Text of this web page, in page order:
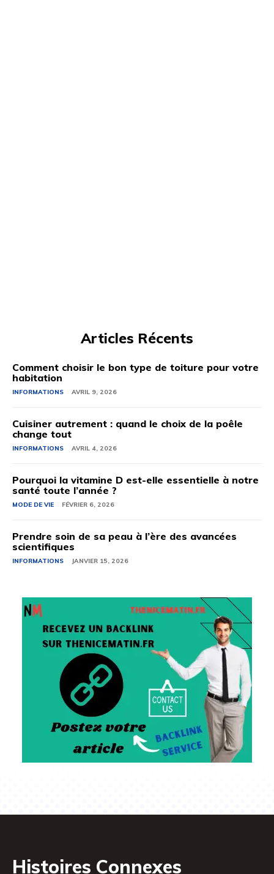
Articles Récents
Comment choisir le bon type de toiture pour votre
habitation
INFORMATIONS AVRIL 9, 2026
Cuisiner autrement : quand le choix de la poêle
change tout
INFORMATIONS AVRIL 4, 2026
Pourquoi la vitamine D est-elle essentielle à notre
santé toute l’année ?
MODE DE VIE FÉVRIER 6, 2026
Prendre soin de sa peau à l’ère des avancées
scientifiques
INFORMATIONS JANVIER 15, 2026
Histoires Connexes